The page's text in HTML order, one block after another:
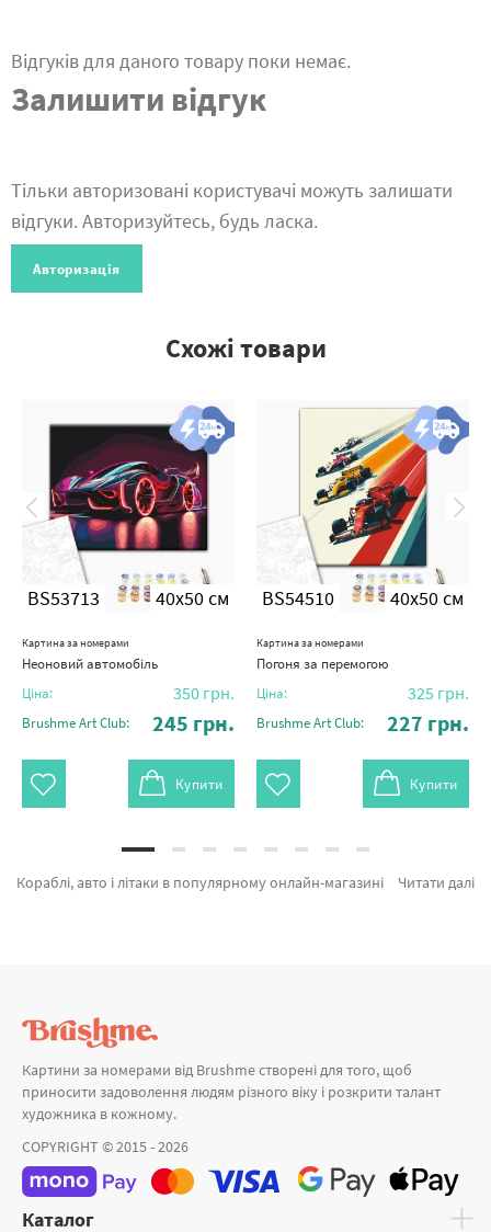
Відгуків для даного товару поки немає.
Залишити відгук
Тільки авторизовані користувачі можуть залишати
відгуки. Авторизуйтесь, будь ласка.
Авторизація
Схожі товари
BS53713 40x50 см
Картина за номерами
Неоновий автомобіль
Ціна: 350 грн.
Brushme Art Club: 245 грн.
Купити
BS54510 40x50 см
Картина за номерами
Погоня за перемогою
Ціна: 325 грн.
Brushme Art Club: 227 грн.
Купити
Читати далі
Кораблі, авто і літаки в популярному онлайн-магазині brushme.com.ua. У нас можна придбати Картина за номерами Корабель на попутному вітрі G423 від признаного бренду Brushme який надихає авторським підходом. Кожен продукт категорії «Картини за номерами» сертифікований, з гарантією та підтверджений довірою покупців. Вертоліт в Альпах, Райський острів и Жовтий трамвай а также широкий вибір позицій за хорошими цінами. Придбавши Пальми та картина за номерами вовки, скоро доставимо в Черкаси або інші міста України . Слон або картини за номерами міста, придбайте прямо зараз!
Картини за номерами від Brushme створені для того, щоб
приносити задоволення людям різного віку і розкрити талант
художника в кожному.
COPYRIGHT © 2015 - 2026
Каталог